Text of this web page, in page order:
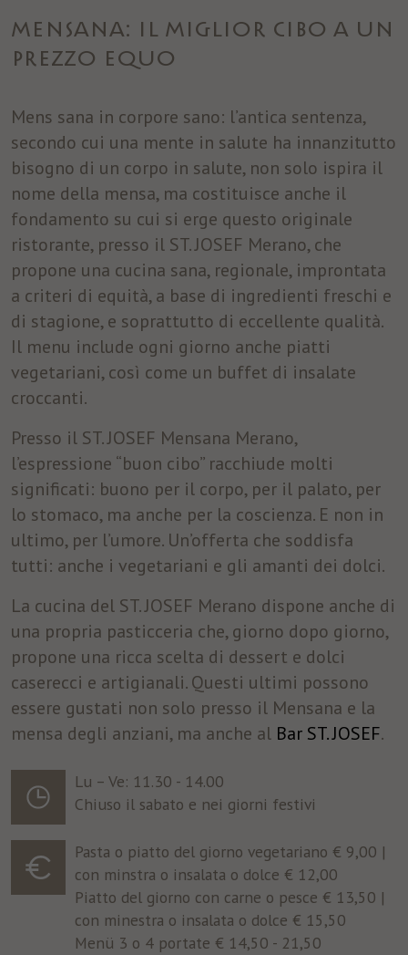
MENSANA: IL MIGLIOR CIBO A UN
PREZZO EQUO
Mens sana in corpore sano: l’antica sentenza,
secondo cui una mente in salute ha innanzitutto
bisogno di un corpo in salute, non solo ispira il
nome della mensa, ma costituisce anche il
fondamento su cui si erge questo originale
ristorante, presso il ST. JOSEF Merano, che
propone una cucina sana, regionale, improntata
a criteri di equità, a base di ingredienti freschi e
di stagione, e soprattutto di eccellente qualità.
Il menu include ogni giorno anche piatti
vegetariani, così come un buffet di insalate
croccanti.
Presso il ST. JOSEF Mensana Merano,
l’espressione “buon cibo” racchiude molti
significati: buono per il corpo, per il palato, per
lo stomaco, ma anche per la coscienza. E non in
ultimo, per l’umore. Un’offerta che soddisfa
tutti: anche i vegetariani e gli amanti dei dolci.
La cucina del ST. JOSEF Merano dispone anche di
una propria pasticceria che, giorno dopo giorno,
propone una ricca scelta di dessert e dolci
caserecci e artigianali. Questi ultimi possono
essere gustati non solo presso il Mensana e la
mensa degli anziani, ma anche al Bar ST. JOSEF.
Lu – Ve: 11.30 - 14.00
Chiuso il sabato e nei giorni festivi
Pasta o piatto del giorno vegetariano € 9,00 |
con minstra o insalata o dolce € 12,00
Piatto del giorno con carne o pesce € 13,50 |
con minestra o insalata o dolce € 15,50
Menü 3 o 4 portate € 14,50 - 21,50
Nome fr
Facebook
Durata 3 Monate
Finalità
Facebook imposta questo cookie per
mostrare agli utenti pubblicità pertinenti
tracciando il comportamento degli utenti sul
web, sui siti che hanno Facebook pixel o
Facebook social plugin.